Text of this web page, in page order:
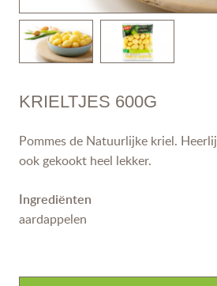
KRIELTJES 600G
Pommes de Natuurlijke kriel.
ook gekookt heel lekker.
Ingrediënten
aardappelen